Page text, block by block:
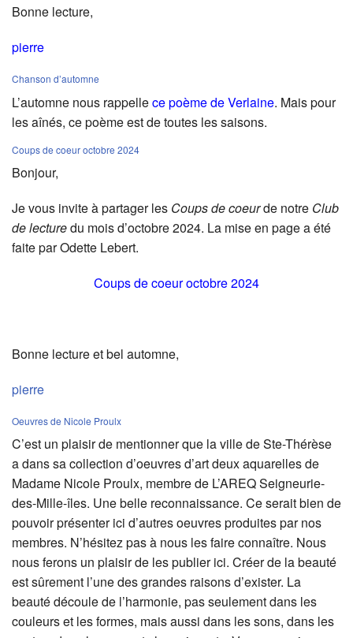
Bonne lecture,
pierre
Chanson d’automne
L’automne nous rappellece poème de Verlaine. Mais pour
les aînés, ce poème est de toutes les saisons.
Coups de coeur octobre 2024
Bonjour,
Je vous invite à partager les Coups de coeurde notre Club
de lecturedu mois d’octobre 2024. La mise en page a été
faite par Odette Lebert.
Coups de coeur octobre 2024
Bonne lecture et bel automne,
pierre
Oeuvres de Nicole Proulx
C’est un plaisir de mentionner que la ville de Ste-Thérèse
a dans sa collection d’oeuvres d’art deux aquarelles de
Madame Nicole Proulx, membre de L’AREQ Seigneurie-
des-Mille-îles. Une belle reconnaissance. Ce serait bien de
pouvoir présenter ici d’autres oeuvres produites par nos
membres. N’hésitez pas à nous les faire connaître. Nous
nous ferons un plaisir de les publier ici. Créer de la beauté
est sûrement l’une des grandes raisons d’exister. La
beauté découle de l’harmonie, pas seulement dans les
couleurs et les formes, mais aussi dans les sons, dans les